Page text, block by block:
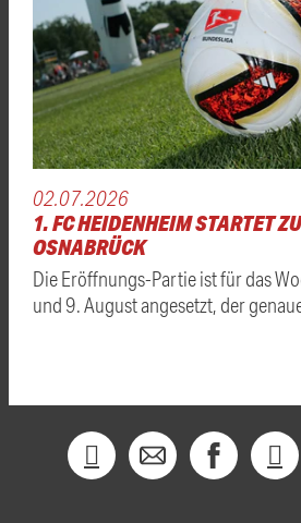
02.07.2026
1. FC HEIDENHEIM STARTET
OSNABRÜCK
Die Eröffnungs-Partie ist für das
und 9. August angesetzt, der